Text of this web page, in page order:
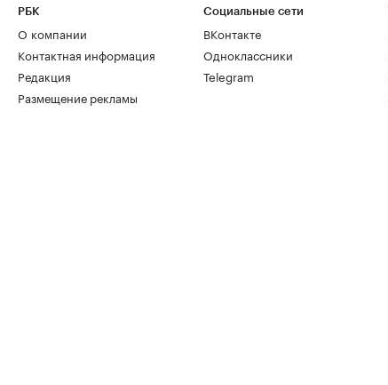
РБК
О компании
Контактная информация
Редакция
Размещение рекламы
Социальные сети
ВКонтакте
Одноклассники
Telegram